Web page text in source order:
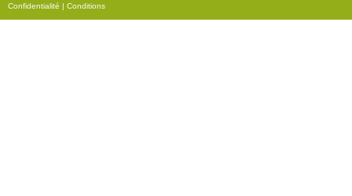
r
Confidentialité | Conditions